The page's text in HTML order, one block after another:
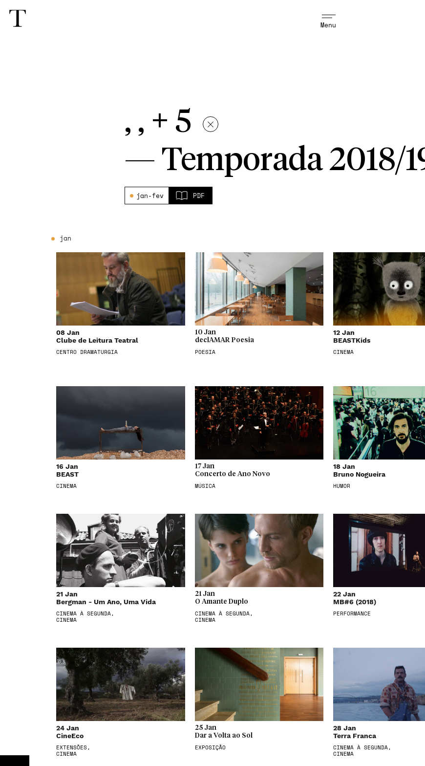
Menu
, , + 5
— Temporada 2018/
jan-fev PDF
jan
08 Jan
Clube de Leitura Teatral
CENTRO DRAMATURGIA
10 Jan
declAMAR Poesia
POESIA
12 Jan
BEASTKids
CINEMA
16 Jan
BEAST
CINEMA
17 Jan
Concerto de Ano Novo
MÚSICA
18 Jan
Bruno Nogueira
HUMOR
21 Jan
Bergman - Um Ano, Uma Vida
CINEMA À SEGUNDA,
CINEMA
21 Jan
O Amante Duplo
CINEMA À SEGUNDA,
CINEMA
22 Jan
MB#6 (2018)
PERFORMANCE
24 Jan
CineEco
EXTENSÕES,
CINEMA
25 Jan
Dar a Volta ao Sol
EXPOSIÇÃO
28 Jan
Terra Franca
CINEMA À SEGUNDA,
CINEMA